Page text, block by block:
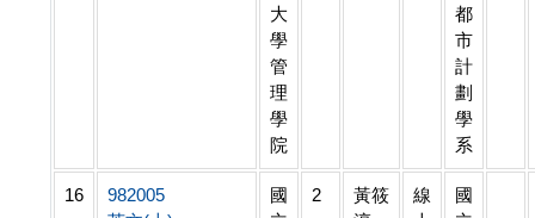
大
學
管
理
學
院
都
市
計
劃
學
系
16
982005
國
2
黃筱
線
國